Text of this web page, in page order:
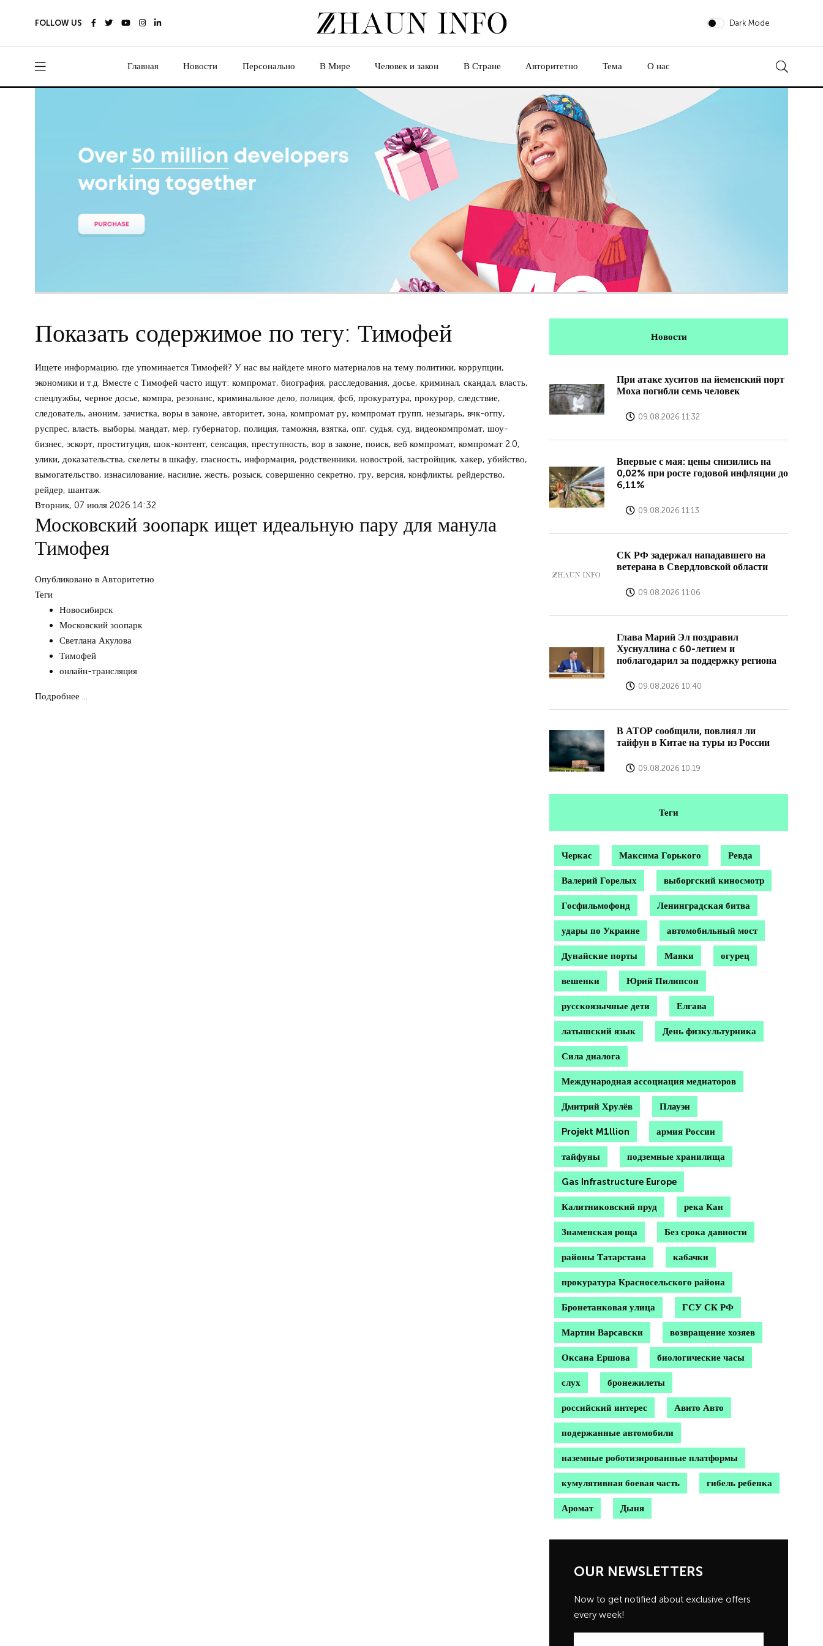
FOLLOW US Dark Mode
Главная Новости Персонально В Мире Человек и закон В Стране Авторитетно Тема О нас
Показать содержимое по тегу: Тимофей
Ищете информацию, где упоминается Тимофей? У нас вы найдете много материалов на тему политики, коррупции,
экономики и т.д. Вместе с Тимофей часто ищут: компромат, биография, расследования, досье, криминал, скандал, власть,
спецлужбы, черное досье, компра, резонанс, криминальное дело, полиция, фсб, прокуратура, прокурор, следствие,
следователь, аноним, зачистка, воры в законе, авторитет, зона, компромат ру, компромат групп, незыгарь, вчк-огпу,
руспрес, власть, выборы, мандат, мер, губернатор, полиция, таможня, взятка, опг, судья, суд, видеокомпромат, шоу-
бизнес, эскорт, проституция, шок-контент, сенсация, преступность, вор в законе, поиск, веб компромат, компромат 2.0,
улики, доказательства, скелеты в шкафу, гласность, информация, родственники, новострой, застройщик, хакер, убийство,
вымогательство, изнасилование, насилие, жесть, розыск, совершенно секретно, гру, версия, конфликты, рейдерство,
рейдер, шантаж.
Вторник, 07 июля 2026 14:32
Московский зоопарк ищет идеальную пару для манула
Тимофея
Опубликовано в Авторитетно
Теги
Новосибирск
Московский зоопарк
Светлана Акулова
Тимофей
онлайн-трансляция
Подробнее ...
Новости
При атаке хуситов на йеменский порт
Моха погибли семь человек
09.08.2026 11:32
Впервые с мая: цены снизились на
0,02% при росте годовой инфляции до
6,11%
09.08.2026 11:13
СК РФ задержал нападавшего на
ветерана в Свердловской области
09.08.2026 11:06
Глава Марий Эл поздравил
Хуснуллина с 60-летием и
поблагодарил за поддержку региона
09.08.2026 10:40
В АТОР сообщили, повлиял ли
тайфун в Китае на туры из России
09.08.2026 10:19
Теги
Черкас Максима Горького Ревда
Валерий Горелых выборгский киносмотр
Госфильмофонд Ленинградская битва
удары по Украине автомобильный мост
Дунайские порты Маяки огурец
вешенки Юрий Пилипсон
русскоязычные дети Елгава
латышский язык День физкультурника
Сила диалога
Международная ассоциация медиаторов
Дмитрий Хрулёв Плауэн
Projekt M1llion армия России
тайфуны подземные хранилища
Gas Infrastructure Europe
Калитниковский пруд река Кан
Знаменская роща Без срока давности
районы Татарстана кабачки
прокуратура Красносельского района
Бронетанковая улица ГСУ СК РФ
Мартин Варсавски возвращение хозяев
Оксана Ершова биологические часы
слух бронежилеты
российский интерес Авито Авто
подержанные автомобили
наземные роботизированные платформы
кумулятивная боевая часть гибель ребенка
Аромат Дыня
OUR NEWSLETTERS
Now to get notified about exclusive offers
every week!